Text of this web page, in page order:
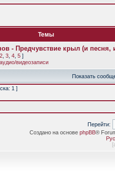
Темы
- Предчувствие крыл (и песня,
2 3 4 5 ]
видеозаписи
Показать
1 ]
Перейти:
Создано на основе phpBB®
[